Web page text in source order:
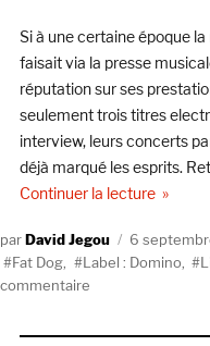
Si à une certaine époque
faisait via la presse
réputation sur ses
seulement trois titres
interview, leurs concerts
déjà marqué les esprits.
Continuer la lecturede «
AuteurDavid Jegou
Publié
le
6
Fat Dog
Label : Domino
commentaire